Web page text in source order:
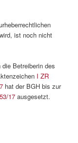
ist noch nicht
Betreiberin des
I ZR
hat der BGH bis zur
17 ausgesetzt.